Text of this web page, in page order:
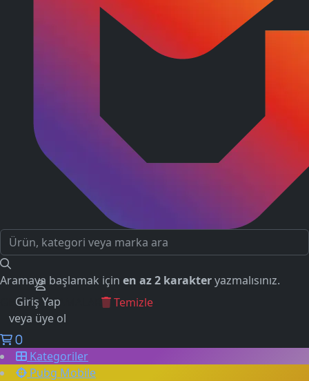
Aramaya başlamak için en az 2 karakteryazmalısınız.
GEÇMİŞ ARAMALAR
Temizle
Giriş Yap
veya üye ol
0
Kategoriler
Pubg Mobile